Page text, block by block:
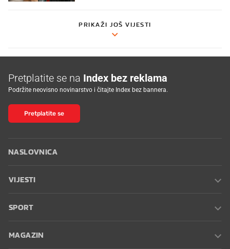
PRIKAŽI JOŠ VIJESTI
Pretplatite se na Index bez reklama
Podržite neovisno novinarstvo i čitajte Index bez bannera.
Pretplatite se
NASLOVNICA
VIJESTI
SPORT
MAGAZIN